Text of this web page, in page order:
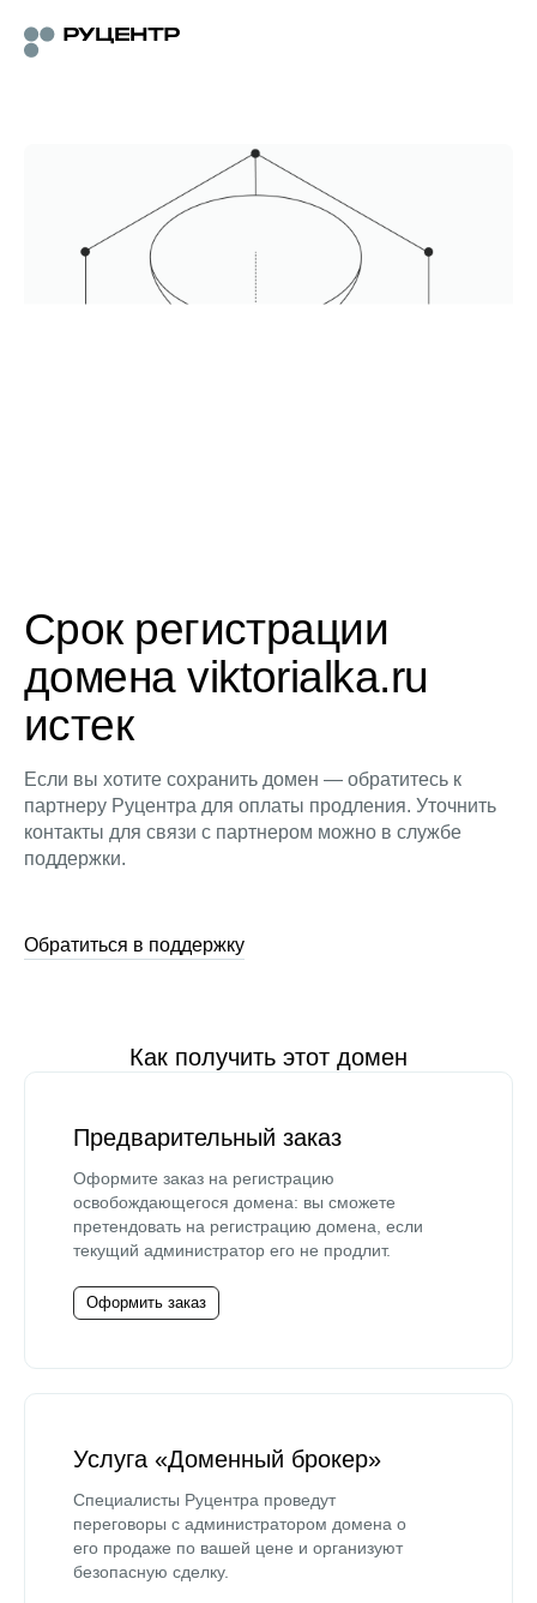
Срок регистрации
домена viktorialka.ru
истек
Если вы хотите сохранить домен — обратитесь к
партнеру Руцентра для оплаты продления. Уточнить
контакты для связи с партнером можно в службе
поддержки.
Обратиться в поддержку
Как получить этот домен
Предварительный заказ
Оформите заказ на регистрацию
освобождающегося домена: вы сможете
претендовать на регистрацию домена, если
текущий администратор его не продлит.
Оформить заказ
Услуга «Доменный брокер»
Специалисты Руцентра проведут
переговоры с администратором домена о
его продаже по вашей цене и организуют
безопасную сделку.